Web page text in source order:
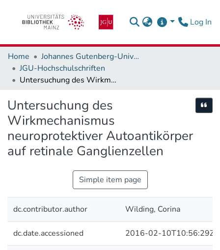
Log In
Home
Johannes Gutenberg-Universität Mainz
JGU-Hochschulschriften
Untersuchung des Wirkmechanismus neuroprotektiver Autoantikörper auf retinale Ganglienzellen
Untersuchung des
Wirkmechanismus
neuroprotektiver Autoantikörper
auf retinale Ganglienzellen
Simple item page
dc.contributor.author Wilding, Corina
dc.date.accessioned 2016-02-10T10:56:29Z